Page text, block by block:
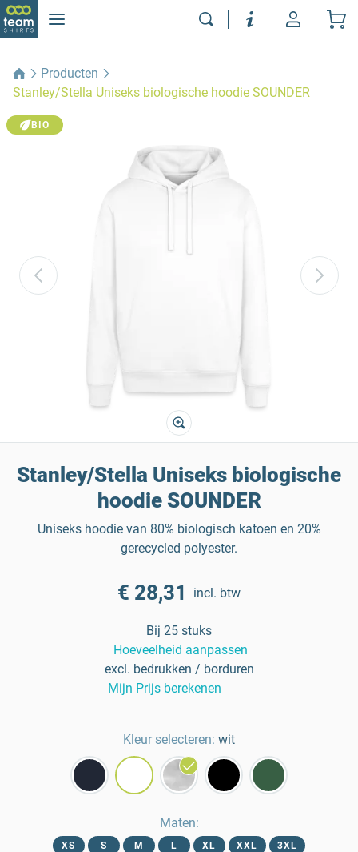
Producten
Stanley/Stella Uniseks biologische hoodie SOUNDER
BIO
Stanley/Stella Uniseks biologische
hoodie SOUNDER
Uniseks hoodie van 80% biologisch katoen en 20%
gerecycled polyester.
€ 28,31 incl. btw
Bij 25 stuks
Hoeveelheid aanpassen
excl. bedrukken / borduren
Mijn Prijs berekenen
Kleur selecteren: wit
Maten:
XS S M L XL XXL 3XL